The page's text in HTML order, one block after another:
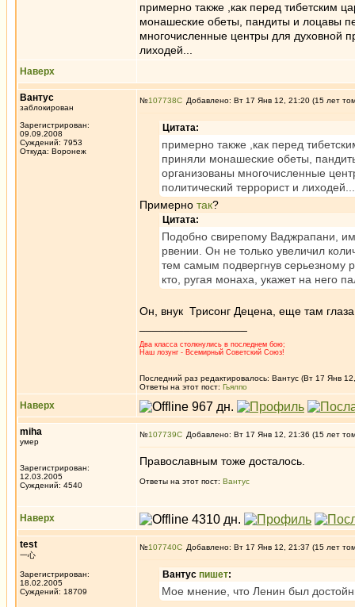
примерно также ,как перед тибетским
монашеские обеты, пандиты и лоцавы
многочисленные центры для духовной
лиходей...
Наверх
Вантус
заблокирован
Зарегистрирован:
09.09.2008
Суждений: 7953
Откуда: Воронеж
№107738 Добавлено: Вт 17 Янв 12, 21:20 (15 лет
Цитата:
примерно также ,как перед
приняли монашеские обеты,
организованы многочисленные
политический террорист и лиходей...
Примерно так?
Цитата:
Подобно свирепому Ваджрапани,
рвении. Он не только увеличил
тем самым подвергнув серьезному
кто, ругая монаха, укажет на него
Он, внук Трисонг Децена, еще там
Два класса столкнулись в последнем бою;
Наш лозунг - Всемирный Советский Союз!
Последний раз редактировалось: Вантус (Вт 17 Янв
Ответы на этот пост: Гьялпо
Наверх
miha
умер
Зарегистрирован:
12.03.2005
Суждений: 4540
№107739 Добавлено: Вт 17 Янв 12, 21:36 (15 лет
Православным тоже досталось.
Ответы на этот пост: Вантус
Наверх
test
一心
Зарегистрирован:
18.02.2005
Суждений: 18709
№107740 Добавлено: Вт 17 Янв 12, 21:37 (15 лет
Вантус пишет:
Мое мнение, что Ленин был